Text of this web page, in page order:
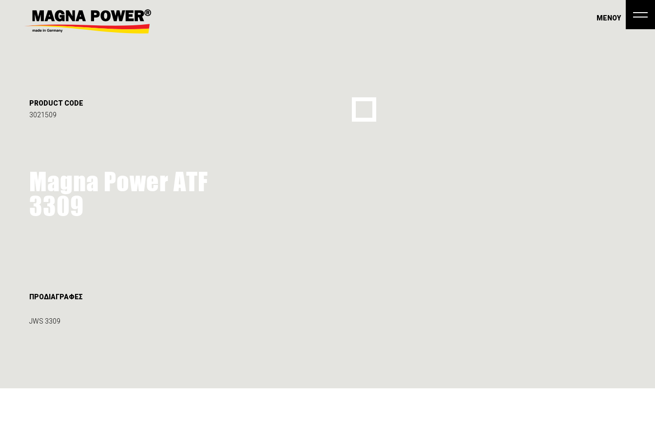
ΜΕΝΟΥ
PRODUCT CODE
3021509
Magna Power ATF
3309
ΠΡΟΔΙΑΓΡΑΦΕΣ
JWS 3309